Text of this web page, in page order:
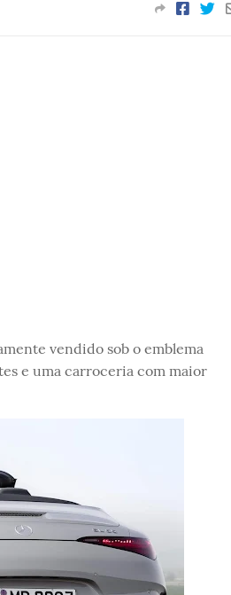
vendido sob o emblema
e uma carroceria com maior